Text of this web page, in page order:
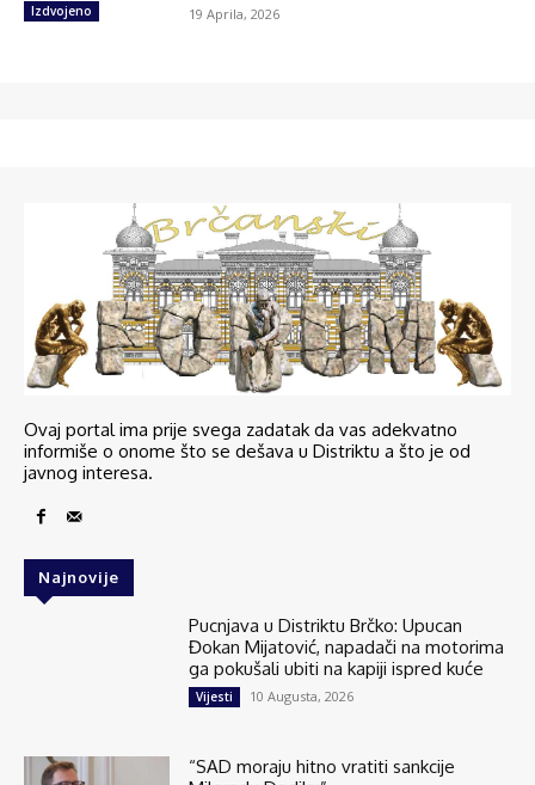
Izdvojeno 19 Aprila, 2026
Ovaj portal ima prije svega zadatak da vas adekvatno
informiše o onome što se dešava u Distriktu a što je od
javnog interesa.
Najnovije
Pucnjava u Distriktu Brčko: Upucan
Đokan Mijatović, napadači na motorima
ga pokušali ubiti na kapiji ispred kuće
Vijesti 10 Augusta, 2026
“SAD moraju hitno vratiti sankcije